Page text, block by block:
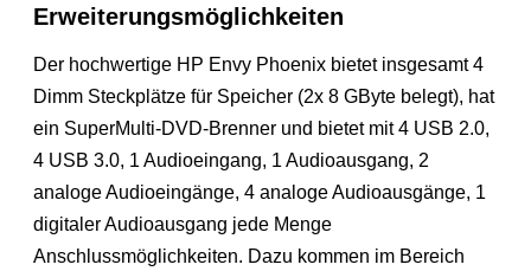
Erweiterungsmöglichkeiten
Der hochwertige HP Envy Phoenix bietet insgesamt 4
Dimm Steckplätze für Speicher (2x 8 GByte belegt), hat
ein SuperMulti-DVD-Brenner und bietet mit 4 USB 2.0,
4 USB 3.0, 1 Audioeingang, 1 Audioausgang, 2
analoge Audioeingänge, 4 analoge Audioausgänge, 1
digitaler Audioausgang jede Menge
Anschlussmöglichkeiten. Dazu kommen im Bereich